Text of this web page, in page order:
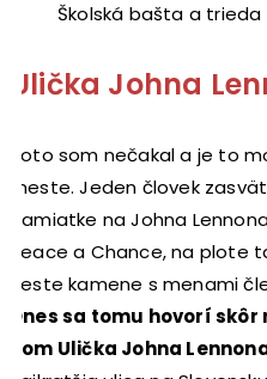
Školská bašta a trieda
Ulička Johna
Toto som nečakal a je to
meste. Jeden človek
pamiatke na Johna
Peace a Chance, na plote
ceste kamene s menami
Dnes sa tomu hovorí
ňom Ulička Johna